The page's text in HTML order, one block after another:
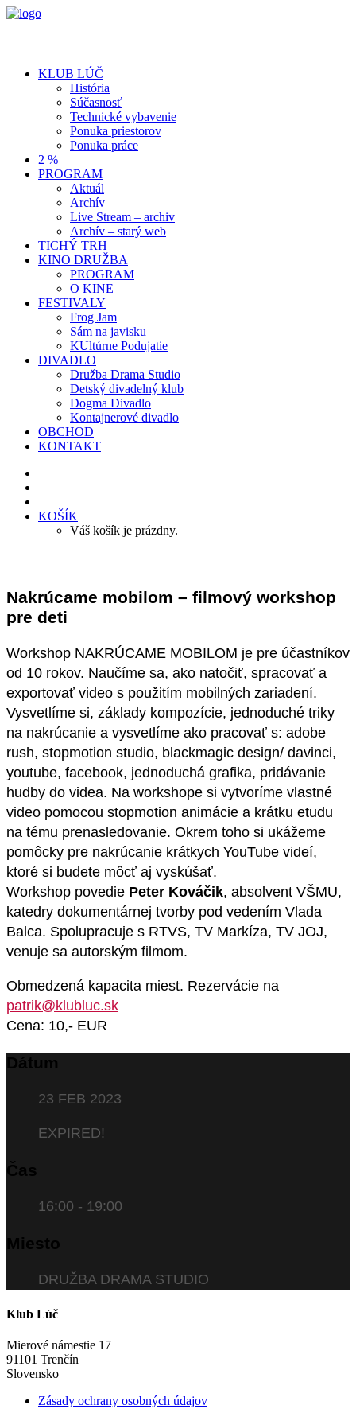
KLUB LÚČ
História
Súčasnosť
Technické vybavenie
Ponuka priestorov
Ponuka práce
2 %
PROGRAM
Aktuál
Archív
Live Stream – archiv
Archív – starý web
TICHÝ TRH
KINO DRUŽBA
PROGRAM
O KINE
FESTIVALY
Frog Jam
Sám na javisku
KUltúrne Podujatie
DIVADLO
Družba Drama Studio
Detský divadelný klub
Dogma Divadlo
Kontajnerové divadlo
OBCHOD
KONTAKT
KOŠÍK
Váš košík je prázdny.
Nakrúcame mobilom – filmový workshop
pre deti
Workshop NAKRÚCAME MOBILOM je pre účastníkov
od 10 rokov. Naučíme sa, ako natočiť, spracovať a
exportovať video s použitím mobilných zariadení.
Vysvetlíme si, základy kompozície, jednoduché triky
na nakrúcanie a vysvetlíme ako pracovať s: adobe
rush, stopmotion studio, blackmagic design/ davinci,
youtube, facebook, jednoduchá grafika, pridávanie
hudby do videa. Na workshope si vytvoríme vlastné
video pomocou stopmotion animácie a krátku etudu
na tému prenasledovanie. Okrem toho si ukážeme
pomôcky pre nakrúcanie krátkych YouTube videí,
ktoré si budete môcť aj vyskúšať.
Workshop povedie Peter Kováčik, absolvent VŠMU,
katedry dokumentárnej tvorby pod vedením Vlada
Balca. Spolupracuje s RTVS, TV Markíza, TV JOJ,
venuje sa autorským filmom.
Obmedzená kapacita miest. Rezervácie na
patrik@klubluc.sk
Cena: 10,- EUR
Dátum
23 FEB 2023
EXPIRED!
Čas
16:00 - 19:00
Miesto
DRUŽBA DRAMA STUDIO
Klub Lúč
Mierové námestie 17
91101 Trenčín
Slovensko
Zásady ochrany osobných údajov